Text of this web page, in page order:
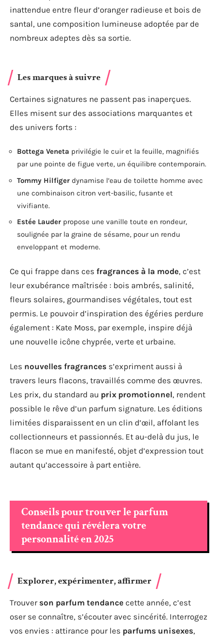
inattendue entre fleur d’oranger radieuse et bois de
santal, une composition lumineuse adoptée par de
nombreux adeptes dès sa sortie.
Les marques à suivre
Certaines signatures ne passent pas inaperçues.
Elles misent sur des associations marquantes et
des univers forts :
Bottega Veneta privilégie le cuir et la feuille, magnifiés
par une pointe de figue verte, un équilibre contemporain.
Tommy Hilfiger dynamise l’eau de toilette homme avec
une combinaison citron vert-basilic, fusante et
vivifiante.
Estée Lauder propose une vanille toute en rondeur,
soulignée par la graine de sésame, pour un rendu
enveloppant et moderne.
Ce qui frappe dans ces fragrances à la mode, c’est
leur exubérance maîtrisée : bois ambrés, salinité,
fleurs solaires, gourmandises végétales, tout est
permis. Le pouvoir d’inspiration des égéries perdure
également : Kate Moss, par exemple, inspire déjà
une nouvelle icône chyprée, verte et urbaine.
Les nouvelles fragrances s’expriment aussi à
travers leurs flacons, travaillés comme des œuvres.
Les prix, du standard au prix promotionnel, rendent
possible le rêve d’un parfum signature. Les éditions
limitées disparaissent en un clin d’œil, affolant les
collectionneurs et passionnés. Et au-delà du jus, le
flacon se mue en manifesté, objet d’expression tout
autant qu’accessoire à part entière.
Conseils pour trouver le parfum
tendance qui révélera votre
personnalité en 2025
Explorer, expérimenter, affirmer
Trouver son parfum tendance cette année, c’est
oser se connaître, s’écouter avec sincérité. Interrogez
vos envies : attirance pour les parfums unisexes,